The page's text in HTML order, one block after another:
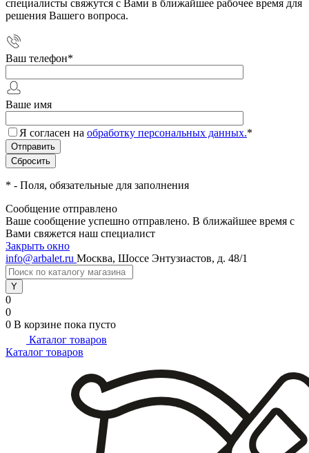
специалисты свяжутся с Вами в ближайшее рабочее время для
решения Вашего вопроса.
Ваш телефон*
Ваше имя
Я согласен на обработку персональных данных.*
* - Поля, обязательные для заполнения
Сообщение отправлено
Ваше сообщение успешно отправлено. В ближайшее время с
Вами свяжется наш специалист
Закрыть окно
info@arbalet.ru Москва, Шоссе Энтузиастов, д. 48/1
0
0
0 В корзине пока пусто
Каталог товаров
Каталог товаров